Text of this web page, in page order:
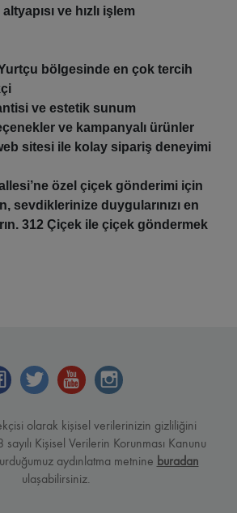
ve hızlı işlem
bölgesinde en çok tercih
ve estetik sunum
ve kampanyalı ürünler
sitesi ile kolay sipariş deneyimi
özel çiçek gönderimi için
sevdiklerinize duygularınızı en
312 Çiçek ile çiçek göndermek
olarak kişisel verilerinizin gizliliğini
Kişisel Verilerin Korunması Kanunu
aydınlatma metnine buradan
ulaşabilirsiniz.